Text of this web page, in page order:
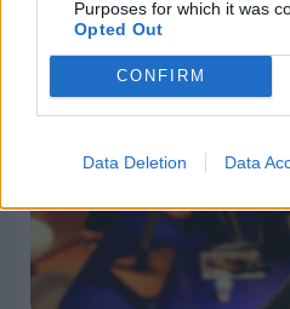
Purposes for which it was
Opted Out
CONFIRM
Data Deletion Data